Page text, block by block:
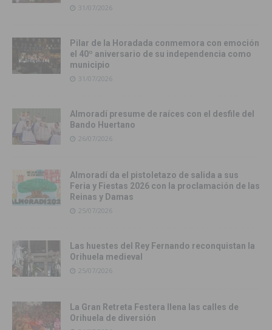
31/07/2026
Pilar de la Horadada conmemora con emoción
el 40º aniversario de su independencia como
municipio
31/07/2026
Almoradí presume de raíces con el desfile del
Bando Huertano
26/07/2026
Almoradí da el pistoletazo de salida a sus
Feria y Fiestas 2026 con la proclamación de las
Reinas y Damas
25/07/2026
Las huestes del Rey Fernando reconquistan la
Orihuela medieval
25/07/2026
La Gran Retreta Festera llena las calles de
Orihuela de diversión